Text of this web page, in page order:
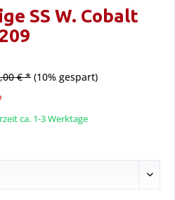
SS W. Cobalt
€ * (10% gespart)
ca. 1-3 Werktage